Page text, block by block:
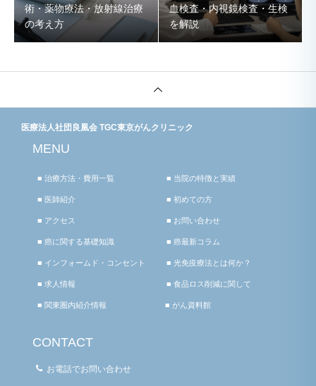
術・薬物療法・放射線治療
の考え方
血検査・内視鏡検査・生検
を解説
医療法人社団良凰会 TGC東京がんクリニック
MENU
■ 治療方法・費用一覧 ■ 当院の特徴と実績
■ 医師紹介 ■ 初めての方
■ アクセス ■ お問い合わせ
■ 癌に関する基礎知識 ■ 癌最新コラム
■ インフォームド・コンセント ■ 光免疫療法とは何か？
■ 求人情報 ■ 食品ロス削減に関して
■ 関東圏内紹介情報 ■ がん資料館
CONTACT
お電話でお問い合わせ